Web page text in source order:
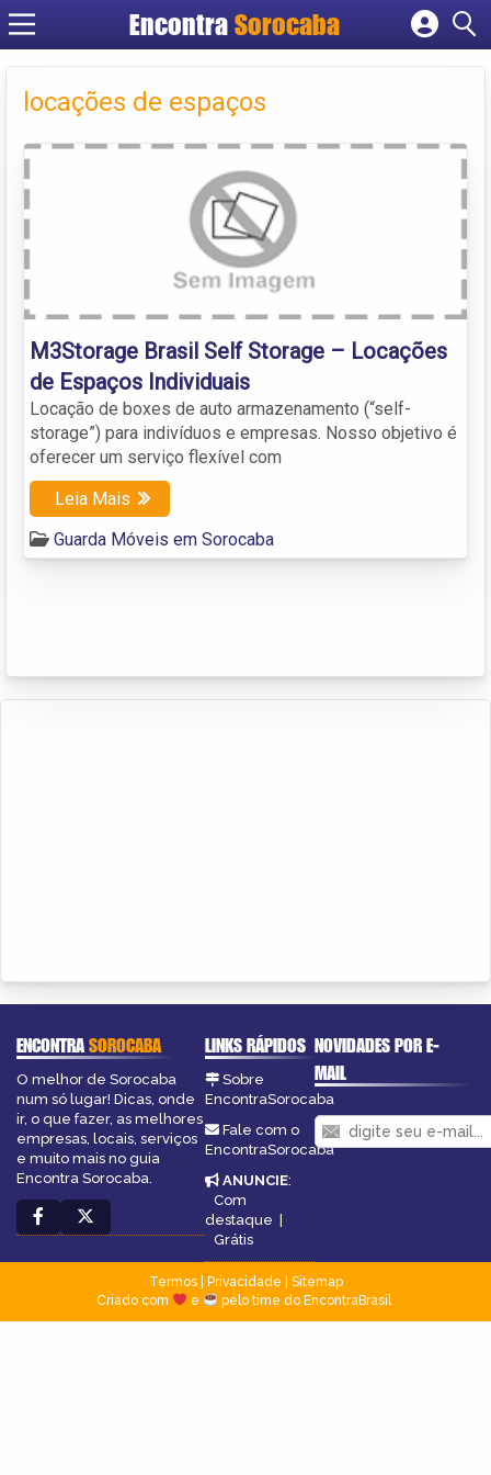
EncontraSorocaba
Cadastrar empresa
Criar conta
locações de espaços
M3Storage Brasil Self Storage – Locações
de Espaços Individuais
Locação de boxes de auto armazenamento (“self-
storage”) para indivíduos e empresas. Nosso objetivo é
oferecer um serviço flexível com
Leia Mais
Guarda Móveis em Sorocaba
ENCONTRASOROCABA
O melhor de Sorocaba
num só lugar! Dicas, onde
ir, o que fazer, as melhores
empresas, locais, serviços
e muito mais no guia
Encontra Sorocaba.
LINKS RÁPIDOS
Sobre
EncontraSorocaba
Fale com o
EncontraSorocaba
ANUNCIE:
Com
destaque |
Grátis
NOVIDADES POR E-
MAIL
Termos| Privacidade
Sitemap
Criado com
e pelo time do EncontraBrasil